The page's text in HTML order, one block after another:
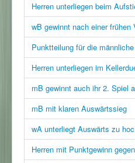
Herren unterliegen beim
wB gewinnt nach einer frühen
Punktteilung für die
Herren unterliegen im
mB gewinnt auch ihr 2. Spiel
mB mit klaren Auswärtssieg
wA unterliegt Auswärts zu
Herren mit Punktgewinn